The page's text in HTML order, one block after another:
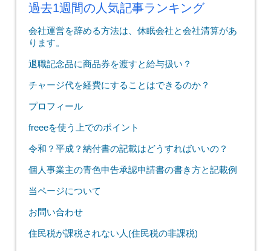
過去1週間の人気記事ランキング
会社運営を辞める方法は、休眠会社と会社清算があ
ります。
退職記念品に商品券を渡すと給与扱い？
チャージ代を経費にすることはできるのか？
プロフィール
freeeを使う上でのポイント
令和？平成？納付書の記載はどうすればいいの？
個人事業主の青色申告承認申請書の書き方と記載例
当ページについて
お問い合わせ
住民税が課税されない人(住民税の非課税)